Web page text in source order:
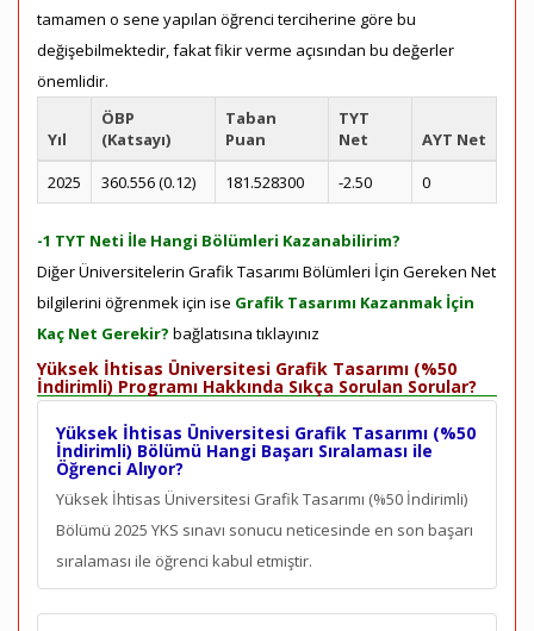
tamamen o sene yapılan öğrenci terciherine göre bu
değişebilmektedir, fakat fikir verme açısından bu değerler
önemlidir.
Yıl
ÖBP
(Katsayı)
Taban
Puan
TYT
Net
AYT Net
2025
360.556 (0.12) 181.528300 -2.50 0
-1 TYT Neti İle Hangi Bölümleri Kazanabilirim?
Diğer Üniversitelerin Grafik Tasarımı Bölümleri İçin Gereken Net
bilgilerini öğrenmek için ise Grafik Tasarımı Kazanmak İçin
Kaç Net Gerekir? bağlatısına tıklayınız
Yüksek İhtisas Üniversitesi Grafik Tasarımı (%50
İndirimli) Programı Hakkında Sıkça Sorulan Sorular?
Yüksek İhtisas Üniversitesi Grafik Tasarımı (%50
İndirimli) Bölümü Hangi Başarı Sıralaması ile
Öğrenci Alıyor?
Yüksek İhtisas Üniversitesi Grafik Tasarımı (%50 İndirimli)
Bölümü 2025 YKS sınavı sonucu neticesinde en son başarı
sıralaması ile öğrenci kabul etmiştir.